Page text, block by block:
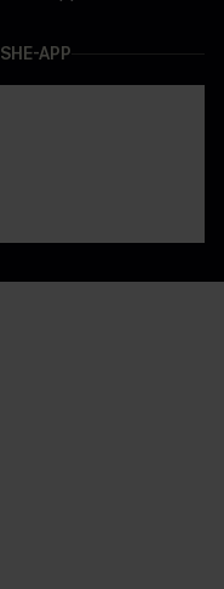
APP